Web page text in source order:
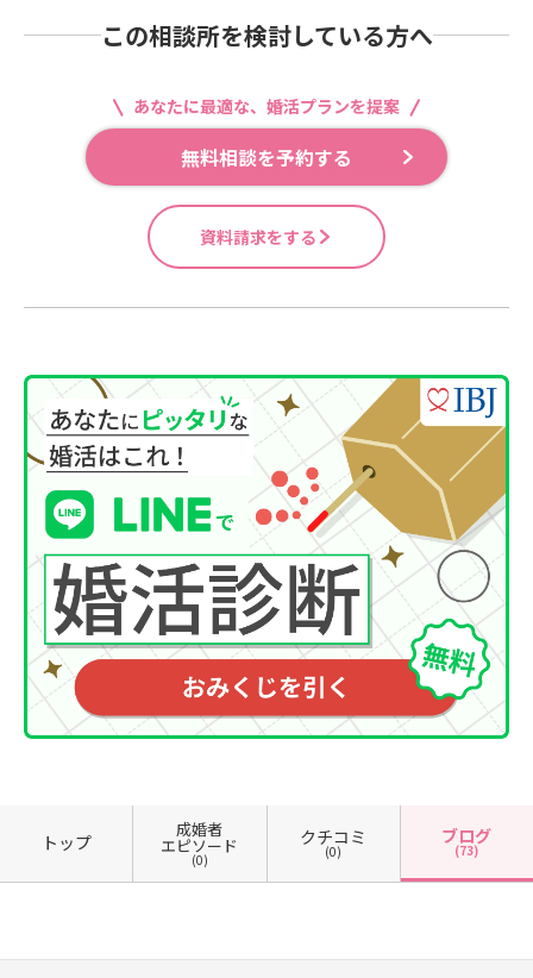
この相談所を検討している方へ
あなたに最適な、婚活プランを提案
無料相談を予約する
資料請求をする
トップ
成婚者
エピソード
(0)
クチコミ
(0)
ブログ
(73)